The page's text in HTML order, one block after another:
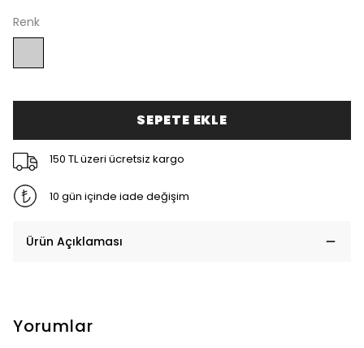
Renk
SEPETE EKLE
150 TL üzeri ücretsiz kargo
10 gün içinde iade değişim
Ürün Açıklaması
Yorumlar